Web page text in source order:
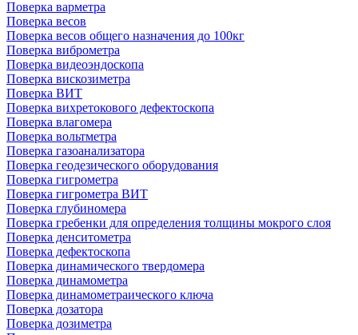
Поверка варметра
Поверка весов
Поверка весов общего назначения до 100кг
Поверка виброметра
Поверка видеоэндоскопа
Поверка вискозиметра
Поверка ВИТ
Поверка вихретокового дефектоскопа
Поверка влагомера
Поверка вольтметра
Поверка газоанализатора
Поверка геодезического оборудования
Поверка гигрометра
Поверка гигрометра ВИТ
Поверка глубиномера
Поверка гребенки для определения толщины мокрого слоя
Поверка денситометра
Поверка дефектоскопа
Поверка динамического твердомера
Поверка динамометра
Поверка динамометраического ключа
Поверка дозатора
Поверка дозиметра